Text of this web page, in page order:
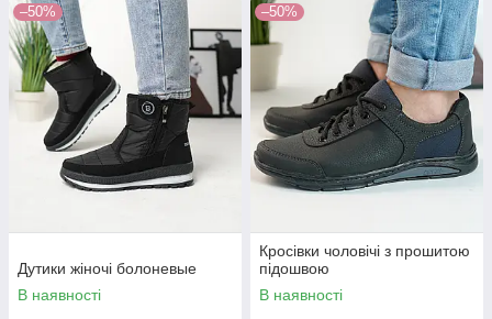
–50%
Дутики жіночі болоневые
В наявності
–50%
Кросівки чоловічі з прошитою
підошвою
В наявності